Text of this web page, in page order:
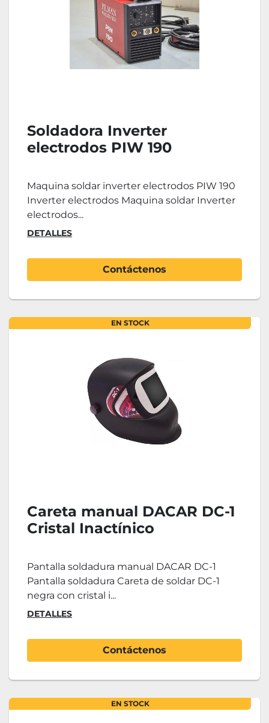
Soldadora Inverter
electrodos PIW 190
Maquina soldar inverter electrodos PIW 190
Inverter electrodos Maquina soldar Inverter
electrodos...
DETALLES
Contáctenos
EN STOCK
Careta manual DACAR DC-1
Cristal Inactínico
Pantalla soldadura manual DACAR DC-1
Pantalla soldadura Careta de soldar DC-1
negra con cristal i...
DETALLES
Contáctenos
EN STOCK